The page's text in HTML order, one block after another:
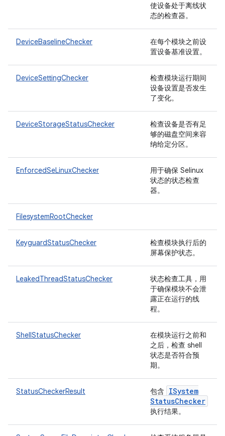
使设备处于离线状
态的检查器。
DeviceBaselineChecker
在每个模块之前设
置设备基准设置。
DeviceSettingChecker
检查模块运行期间
设备设置是否发生
了变化。
DeviceStorageStatusChecker
检查设备是否有足
够的磁盘空间来容
纳给定分区。
EnforcedSeLinuxChecker
用于确保 Selinux
状态的状态检查
器。
FilesystemRootChecker
KeyguardStatusChecker
检查模块执行后的
屏幕保护状态。
LeakedThreadStatusChecker
状态检查工具，用
于确保模块不会泄
露正在运行的线
程。
ShellStatusChecker
在模块运行之前和
之后，检查 shell
状态是否符合预
期。
StatusCheckerResult 包含
ISystem
StatusChecker
执行结果。